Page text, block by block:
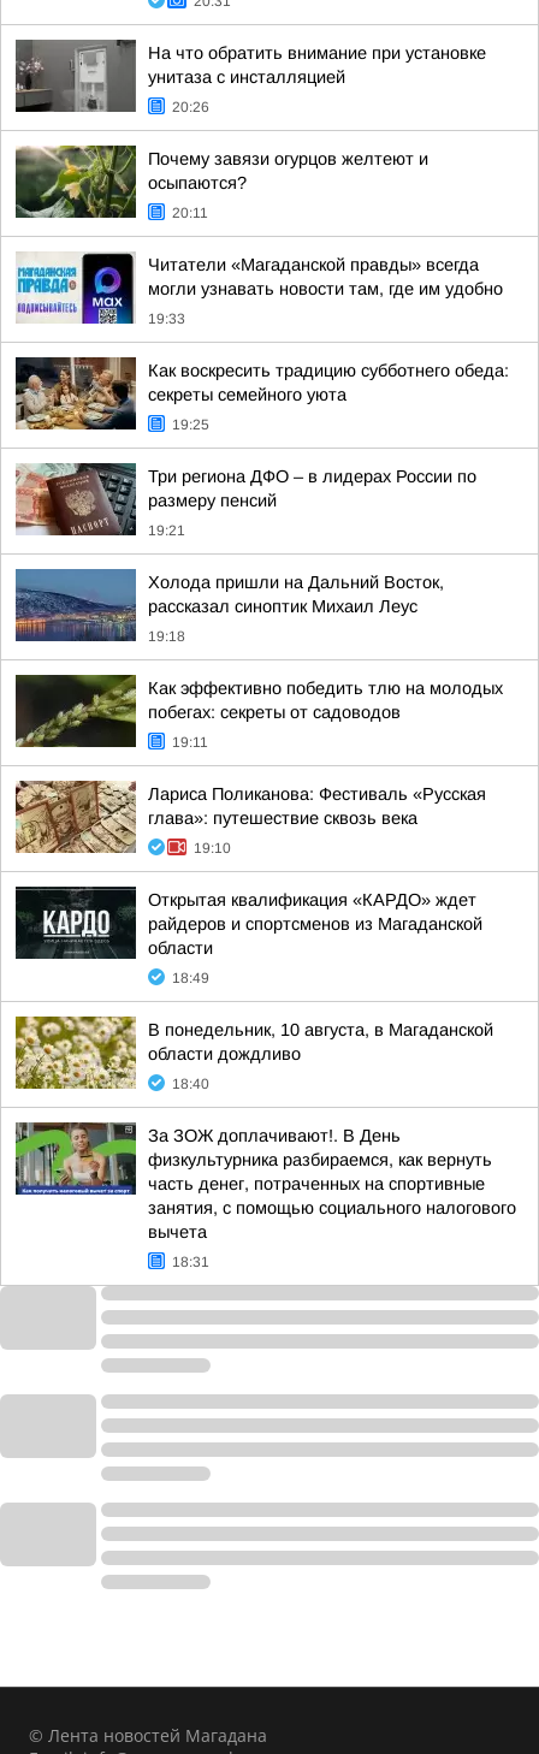
На что обратить внимание при установке
унитаза с инсталляцией
20:26
Почему завязи огурцов желтеют и
осыпаются?
20:11
Читатели «Магаданской правды» всегда
могли узнавать новости там, где им удобно
19:33
Как воскресить традицию субботнего обеда:
секреты семейного уюта
19:25
Три региона ДФО – в лидерах России по
размеру пенсий
19:21
Холода пришли на Дальний Восток,
рассказал синоптик Михаил Леус
19:18
Как эффективно победить тлю на молодых
побегах: секреты от садоводов
19:11
Лариса Поликанова: Фестиваль «Русская
глава»: путешествие сквозь века
19:10
Открытая квалификация «КАРДО» ждет
райдеров и спортсменов из Магаданской
области
18:49
В понедельник, 10 августа, в Магаданской
области дождливо
18:40
За ЗОЖ доплачивают!. В День
физкультурника разбираемся, как вернуть
часть денег, потраченных на спортивные
занятия, с помощью социального налогового
вычета
18:31
© Лента новостей Магадана